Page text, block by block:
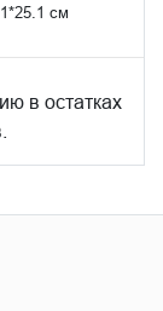
см
в остатках